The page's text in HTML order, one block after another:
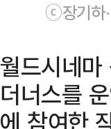
ⓒ장기하
월드시네마
더너스를
에 참여한